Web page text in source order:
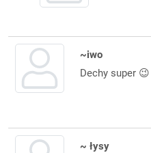
~iwo
Dechy super 😉
~ łysy